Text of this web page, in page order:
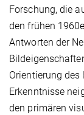
Forschung, die
den frühen
Antworten der
Orientierung
Erkenntnisse
den primären